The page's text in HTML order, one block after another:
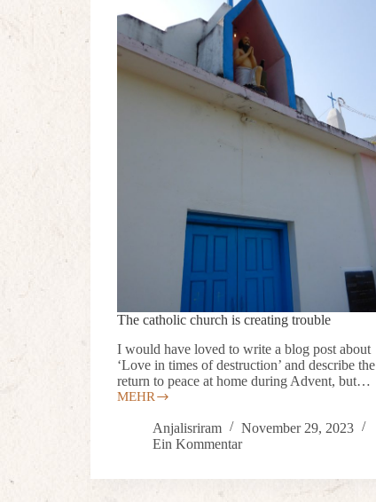
The catholic church is creating trouble
I would have loved to write a blog post about
‘Love in times of destruction’ and describe the
return to peace at home during Advent, but…
MEHR
Anjalisriram
November 29, 2023
Ein Kommentar